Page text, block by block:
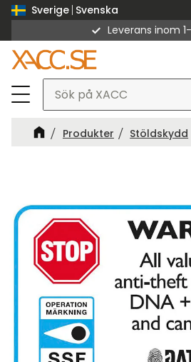
Sverige Svenska
Leverans inom
Produkter Stöldskydd